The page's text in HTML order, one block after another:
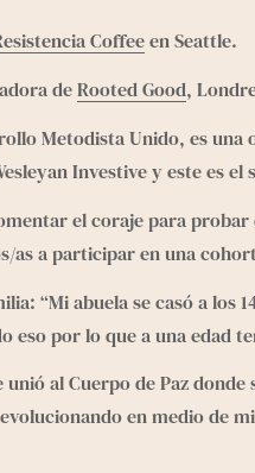
Coffee en Seattle.
de Rooted Good,
Metodista Unido, es
Investive y este es
el coraje para
a participar en una
“Mi abuela se casó a los
eso por lo que a una
al Cuerpo de Paz
en medio de